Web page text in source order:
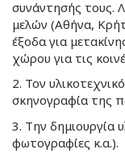
συνάντησής τους.
μελών (Αθήνα,
έξοδα για
χώρου για τις
2. Τον
σκηνογραφία της
3. Την δημιουργία
φωτογραφίες κ.α.).